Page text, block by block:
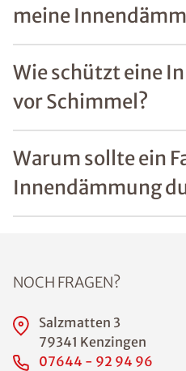
meine
Wie schützt eine
vor Schimmel?
Warum sollte ein
Innendämmung
NOCH FRAGEN?
Salzmatten 3
79341 Kenzingen
07644 - 92 94 96